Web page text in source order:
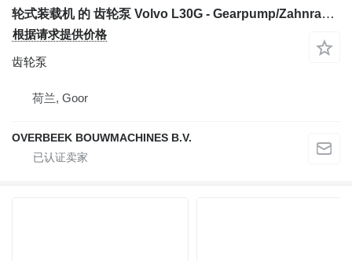
轮式装载机 的 齿轮泵 Volvo L30G - Gearpump/Zahnradpumpe/Tandwielpomp
根据请求提供价格
齿轮泵
荷兰, Goor
OVERBEEK BOUWMACHINES B.V.